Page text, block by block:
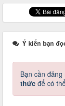
Ý kiến bạn
Bạn cần
thức để có